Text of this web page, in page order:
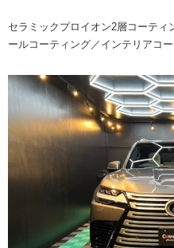
セラミックプロイオン2層コーティ
ールコーティング／インテリアコ